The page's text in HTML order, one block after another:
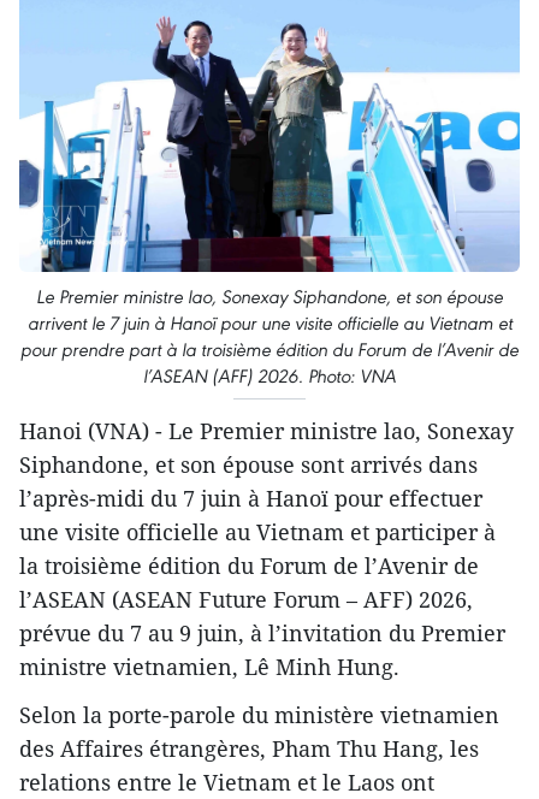
Le Premier ministre lao, Sonexay Siphandone, et son épouse
arrivent le 7 juin à Hanoï pour une visite officielle au Vietnam et
pour prendre part à la troisième édition du Forum de l’Avenir de
l’ASEAN (AFF) 2026. Photo: VNA
Hanoi (VNA) - Le Premier ministre lao, Sonexay
Siphandone, et son épouse sont arrivés dans
l’après-midi du 7 juin à Hanoï pour effectuer
une visite officielle au Vietnam et participer à
la troisième édition du Forum de l’Avenir de
l’ASEAN (ASEAN Future Forum – AFF) 2026,
prévue du 7 au 9 juin, à l’invitation du Premier
ministre vietnamien, Lê Minh Hung.
Selon la porte-parole du ministère vietnamien
des Affaires étrangères, Pham Thu Hang, les
relations entre le Vietnam et le Laos ont